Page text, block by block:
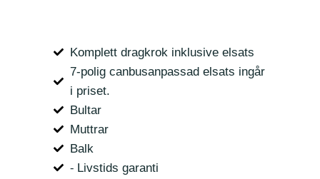
Komplett dragkrok inklusive elsats
7-polig canbusanpassad elsats ingår
i priset.
Bultar
Muttrar
Balk
⁃ Livstids garanti